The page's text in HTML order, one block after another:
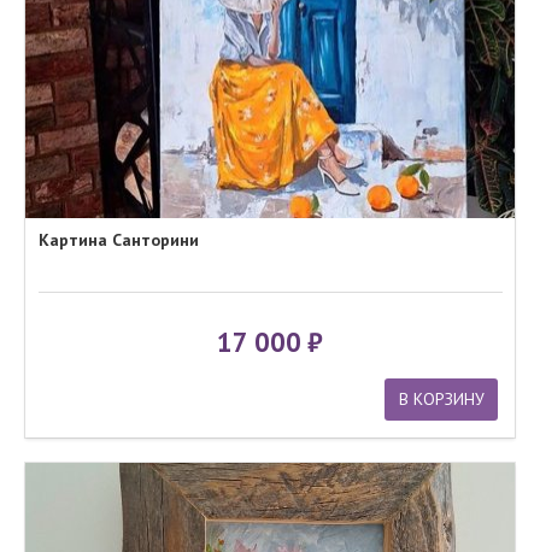
Картина Санторини
17 000
В КОРЗИНУ